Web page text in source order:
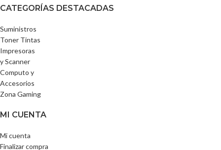
CATEGORÍAS DESTACADAS
Suministros
Toner Tintas
Impresoras
y Scanner
Computo y
Accesorios
Zona Gaming
MI CUENTA
Mi cuenta
Finalizar compra